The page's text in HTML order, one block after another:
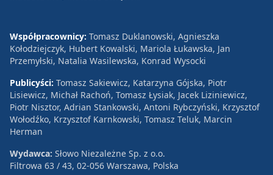
Współpracownicy: Tomasz Duklanowski, Agnieszka
Kołodziejczyk, Hubert Kowalski, Mariola Łukawska, Jan
Przemyłski, Natalia Wasilewska, Konrad Wysocki
Publicyści: Tomasz Sakiewicz, Katarzyna Gójska, Piotr
Lisiewicz, Michał Rachoń, Tomasz Łysiak, Jacek Liziniewicz,
Piotr Nisztor, Adrian Stankowski, Antoni Rybczyński, Krzysztof
Wołodźko, Krzysztof Karnkowski, Tomasz Teluk, Marcin
Herman
Wydawca: Słowo Niezależne Sp. z o.o.
Filtrowa 63 / 43, 02-056 Warszawa, Polska